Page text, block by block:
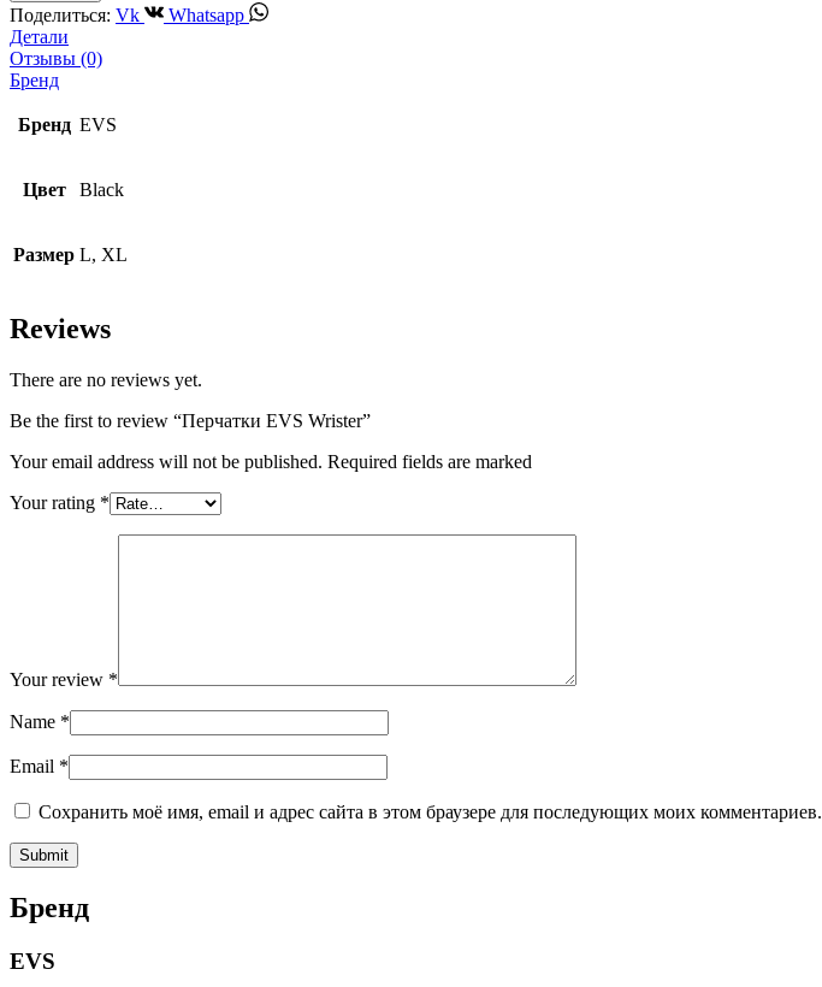
Поделиться: Vk
Whatsapp
Детали
Отзывы (0)
Бренд
Бренд EVS
Цвет Black
Размер L, XL
Reviews
There are no reviews yet.
Be the first to review “Перчатки EVS Wrister”
Your email address will not be published. Required fields are marked
Your rating *
Your review *
Name *
Email *
Сохранить моё имя, email и адрес сайта в этом браузере для последующих моих комментариев.
Бренд
EVS